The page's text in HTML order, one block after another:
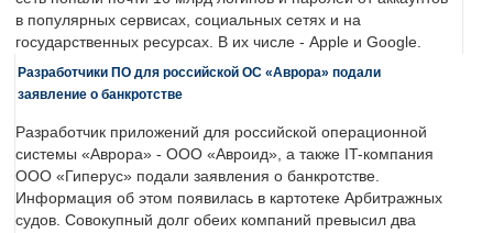
в популярных сервисах, социальных сетях и на
государственных ресурсах. В их числе - Apple и Google.
Разработчики ПО для российской ОС «Аврора» подали
заявление о банкротстве
Разработчик приложений для российской операционной
системы «Аврора» - ООО «Авроид», а также IT-компания
ООО «Гиперус» подали заявления о банкротстве.
Информация об этом появилась в картотеке Арбитражных
судов. Совокупный долг обеих компаний превысил два